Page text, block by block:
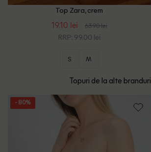
Top Zara, crem
19.10 lei 63.90 lei
RRP: 99.00 lei
S M
Topuri de la alte branduri
- 80%